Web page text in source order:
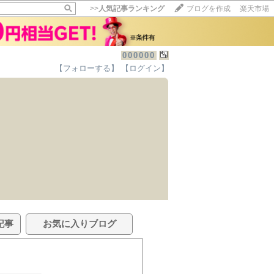
>>人気記事ランキング ブログを作成 楽天市場
000000
【フォローする】 【ログイン】
事 お気に入りブログ